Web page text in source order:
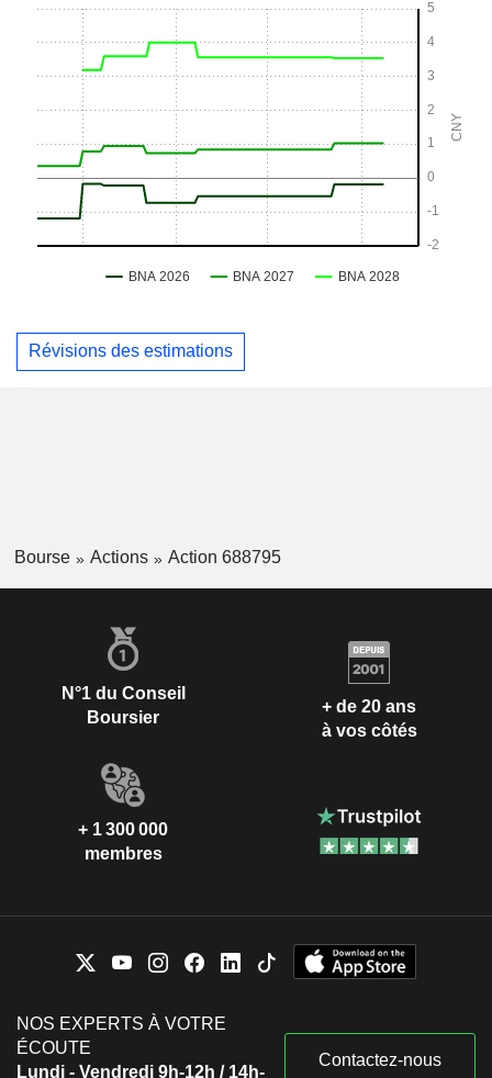
Révisions des estimations
Bourse Actions Action 688795
N°1 du Conseil
Boursier
+ de 20 ans
à vos côtés
+ 1 300 000
membres
NOS EXPERTS À VOTRE
ÉCOUTE
Lundi - Vendredi 9h-12h / 14h-
Contactez-nous